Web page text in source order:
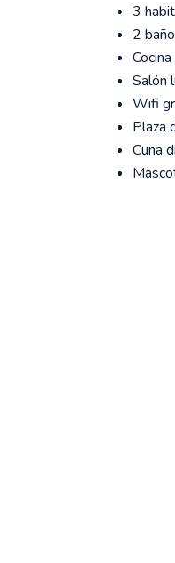
3
2
Salón
Wifi
Plaza
Cuna